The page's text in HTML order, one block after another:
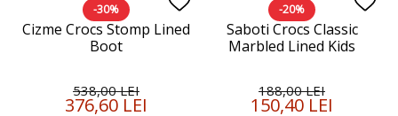
-30%
Cizme Crocs Stomp Lined
Boot
538,00 LEI
376,60 LEI
-20%
Saboti Crocs Classic
Marbled Lined Kids
188,00 LEI
150,40 LEI